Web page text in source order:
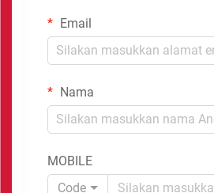
Email
Nama
MOBILE
Code